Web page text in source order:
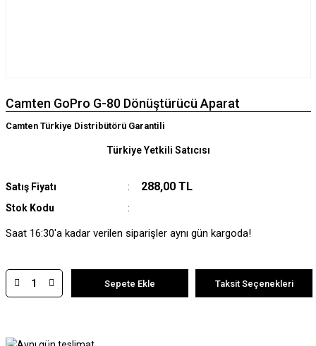
Camten GoPro G-80 Dönüştürücü Aparat
Camten Türkiye Distribütörü Garantili
Satış Fiyatı 288,00 TL
Stok Kodu
Türkiye Yetkili Satıcısı
Saat 16:30'a kadar verilen siparişler aynı gün kargoda!
Sepete Ekle Taksit Seçenekleri